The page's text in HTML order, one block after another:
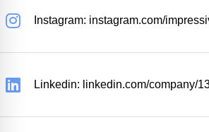
Instagram: instagram.com/
Linkedin: linkedin.com/company/